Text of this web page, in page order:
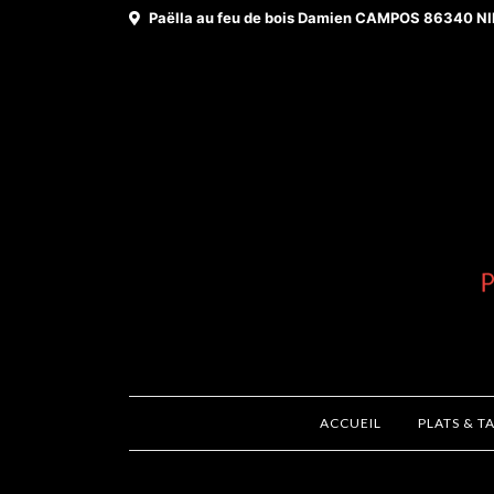
Paëlla au feu de bois Damien CAMPOS 86340
ACCUEIL PLATS &